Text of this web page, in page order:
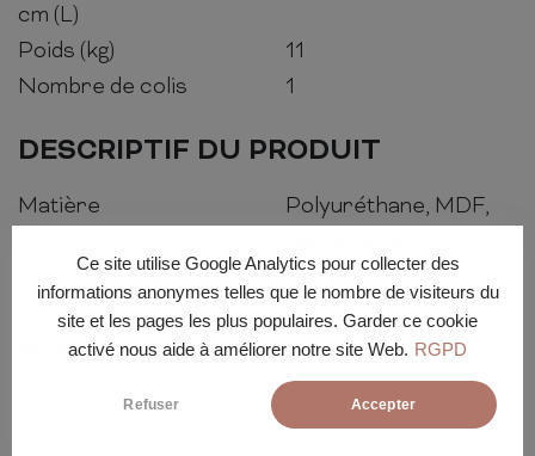
Ce site utilise Google Analytics pour collecter des
informations anonymes telles que le nombre de visiteurs du
site et les pages les plus populaires. Garder ce cookie
activé nous aide à améliorer notre site Web. RGPD
Refuser Accepter
cm (L)
Poids (kg)
11
Nombre de colis
1
DESCRIPTIF DU PRODUIT
Matière
Polyuréthane, MDF,
Finition
Doré
Suspension
Vertical
Assemblage
Déjà assemblé